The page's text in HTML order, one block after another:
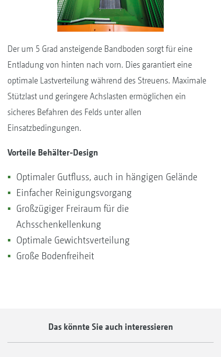
Der um 5 Grad ansteigende Bandboden sorgt für eine
Entladung von hinten nach vorn. Dies garantiert eine
optimale Lastverteilung während des Streuens. Maximale
Stützlast und geringere Achslasten ermöglichen ein
sicheres Befahren des Felds unter allen
Einsatzbedingungen.
Vorteile Behälter-Design
Optimaler Gutfluss, auch in hängigen Gelände
Einfacher Reinigungsvorgang
Großzügiger Freiraum für die
Achsschenkellenkung
Optimale Gewichtsverteilung
Große Bodenfreiheit
Das könnte Sie auch interessieren